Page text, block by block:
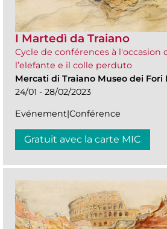
I Martedì da Traiano
Cycle de conférences à l'occasion
l’elefante e il colle perduto
Mercati di Traiano Museo dei Fori
24/01 - 28/02/2023
Evénement|Conférence
Gratuit avec la carte MIC